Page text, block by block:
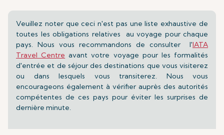
Veuillez noter que ceci n'est pas une liste exhaustive de
toutes les obligations relatives au voyage pour chaque
pays. Nous vous recommandons de consulter l'IATA
Travel Centre avant votre voyage pour les formalités
d'entrée et de séjour des destinations que vous visiterez
ou dans lesquels vous transiterez. Nous vous
encourageons également à vérifier auprès des autorités
compétentes de ces pays pour éviter les surprises de
dernière minute.